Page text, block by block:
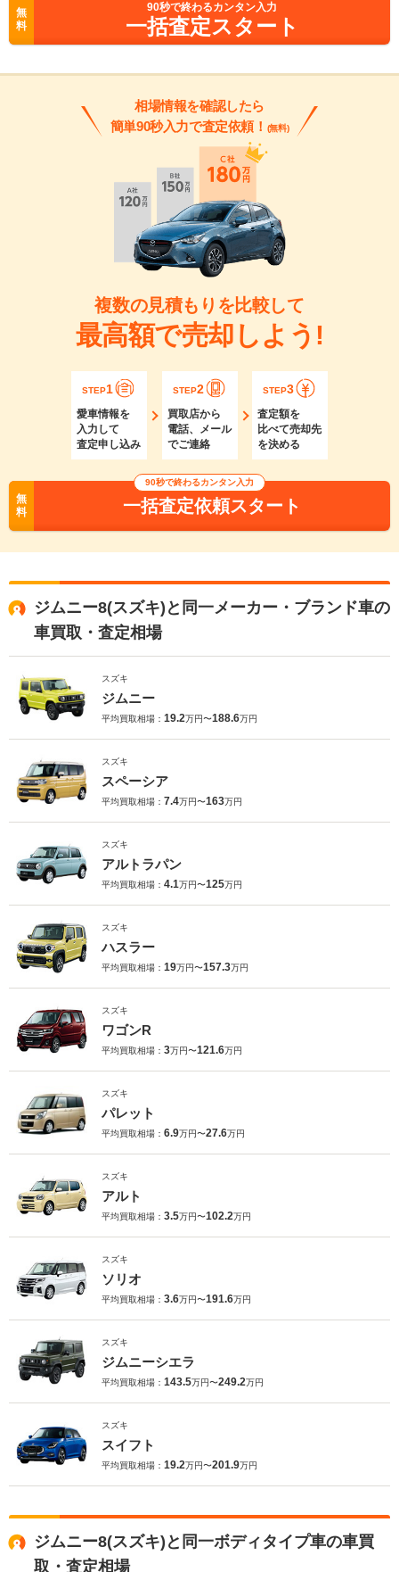
無
料
90秒で終わるカンタン入力
一括査定スタート
相場情報を確認したら
簡単90秒入力で査定依頼！ (無料)
複数の見積もりを比較して
最高額で売却しよう!
STEP1
愛車情報を
入力して
査定申し込み
STEP2
買取店から
電話、メール
でご連絡
STEP3
査定額を
比べて売却先
を決める
無
料
90秒で終わるカンタン入力
一括査定依頼スタート
ジムニー8(スズキ)と同一メーカー・ブランド車の
車買取・査定相場
スズキ
ジムニー
平均買取相場： 19.2万円〜188.6万円
スズキ
スペーシア
平均買取相場： 7.4万円〜163万円
スズキ
アルトラパン
平均買取相場： 4.1万円〜125万円
スズキ
ハスラー
平均買取相場： 19万円〜157.3万円
スズキ
ワゴンR
平均買取相場： 3万円〜121.6万円
スズキ
パレット
平均買取相場： 6.9万円〜27.6万円
スズキ
アルト
平均買取相場： 3.5万円〜102.2万円
スズキ
ソリオ
平均買取相場： 3.6万円〜191.6万円
スズキ
ジムニーシエラ
平均買取相場： 143.5万円〜249.2万円
スズキ
スイフト
平均買取相場： 19.2万円〜201.9万円
ジムニー8(スズキ)と同一ボディタイプ車の車買
取・査定相場